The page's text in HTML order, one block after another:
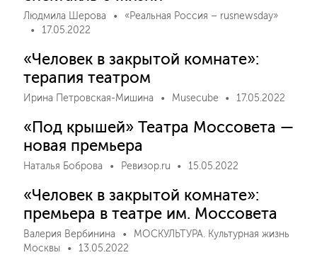
Людмила Шерова
«Реальная Россия – rusnewsday»
17.05.2022
«Человек в закрытой комнате»:
терапия театром
Ирина Петровская-Мишина Musecube 17.05.2022
«Под крышей» Театра Моссовета —
новая премьера
Наталья Боброва Ревизор.ru 15.05.2022
«Человек в закрытой комнате»:
премьера в театре им. Моссовета
Валерия Вербинина
МОСКУЛЬТУРА. Культурная жизнь
Москвы
13.05.2022